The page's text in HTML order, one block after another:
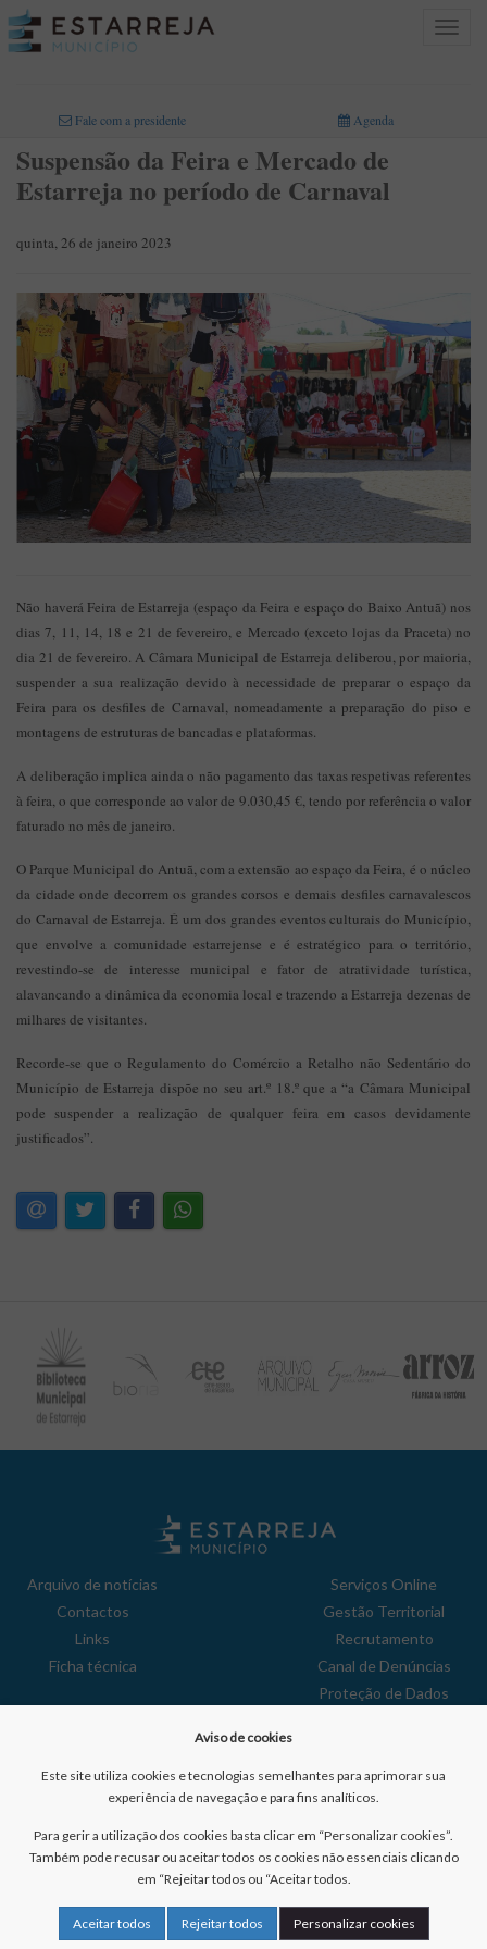
Toggle
Fale com a presidente Agenda
Suspensão da Feira e Mercado de
Estarreja no período de Carnaval
quinta, 26 de janeiro 2023
Não haverá Feira de Estarreja (espaço da Feira e espaço do Baixo Antuã) nos
dias 7, 11, 14, 18 e 21 de fevereiro, e Mercado (exceto lojas da Praceta) no
dia 21 de fevereiro. A Câmara Municipal de Estarreja deliberou, por maioria,
suspender a sua realização devido à necessidade de preparar o espaço da
Feira para os desfiles de Carnaval, nomeadamente a preparação do piso e
montagens de estruturas de bancadas e plataformas.
A deliberação implica ainda o não pagamento das taxas respetivas referentes
à feira, o que corresponde ao valor de 9.030,45 €, tendo por referência o valor
faturado no mês de janeiro.
O Parque Municipal do Antuã, com a extensão ao espaço da Feira, é o núcleo
da cidade onde decorrem os grandes corsos e demais desfiles carnavalescos
do Carnaval de Estarreja. É um dos grandes eventos culturais do Município,
que envolve a comunidade estarrejense e é estratégico para o território,
revestindo-se de interesse municipal e fator de atratividade turística,
alavancando a dinâmica da economia local e trazendo a Estarreja dezenas de
milhares de visitantes.
Recorde-se que o Regulamento do Comércio a Retalho não Sedentário do
Município de Estarreja dispõe no seu art.º 18.º que a “a Câmara Municipal
pode suspender a realização de qualquer feira em casos devidamente
justificados”.
Arquivo de notícias
Contactos
Links
Ficha técnica
Serviços Online
Gestão Territorial
Recrutamento
Canal de Denúncias
Proteção de Dados
Reclamações
41045130
Aviso de cookies
Este site utiliza cookies e tecnologias semelhantes para aprimorar sua
experiência de navegação e para fins analíticos.
Para gerir a utilização dos cookies basta clicar em “Personalizar cookies”.
Também pode recusar ou aceitar todos os cookies não essenciais clicando
em “Rejeitar todos ou “Aceitar todos.
Aceitar todos Rejeitar todos Personalizar cookies